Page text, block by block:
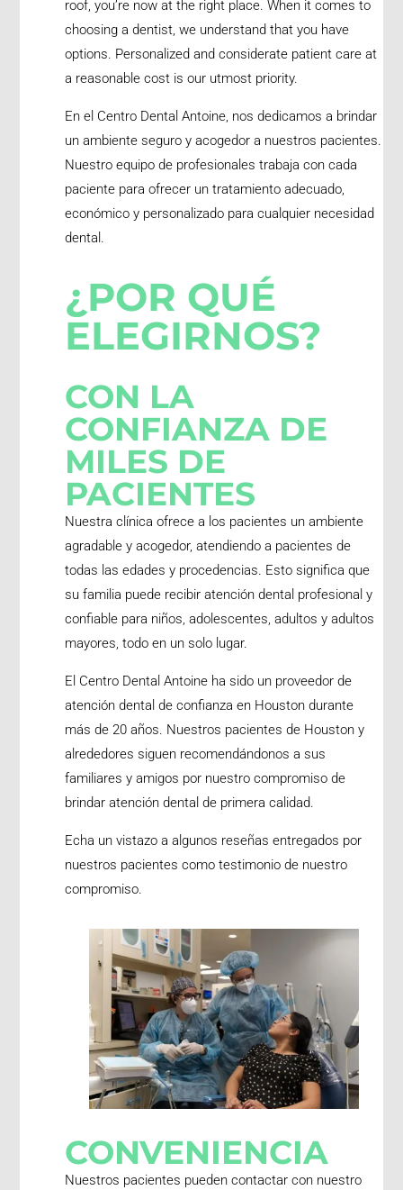
roof, you’re now at the right place. When it comes to
choosing a dentist, we understand that you have
options. Personalized and considerate patient care at
a reasonable cost is our utmost priority.
En el Centro Dental Antoine, nos dedicamos a brindar
un ambiente seguro y acogedor a nuestros pacientes.
Nuestro equipo de profesionales trabaja con cada
paciente para ofrecer un tratamiento adecuado,
económico y personalizado para cualquier necesidad
dental.
¿POR QUÉ
ELEGIRNOS?
CON LA
CONFIANZA DE
MILES DE
PACIENTES
Nuestra clínica ofrece a los pacientes un ambiente
agradable y acogedor, atendiendo a pacientes de
todas las edades y procedencias. Esto significa que
su familia puede recibir atención dental profesional y
confiable para niños, adolescentes, adultos y adultos
mayores, todo en un solo lugar.
El Centro Dental Antoine ha sido un proveedor de
atención dental de confianza en Houston durante
más de 20 años. Nuestros pacientes de Houston y
alrededores siguen recomendándonos a sus
familiares y amigos por nuestro compromiso de
brindar atención dental de primera calidad.
Echa un vistazo a algunos reseñas entregados por
nuestros pacientes como testimonio de nuestro
compromiso.
CONVENIENCIA
Nuestros pacientes pueden contactar con nuestro